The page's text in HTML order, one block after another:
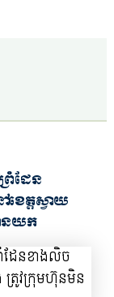
ដែន
េត្តស្វាយ
នយក